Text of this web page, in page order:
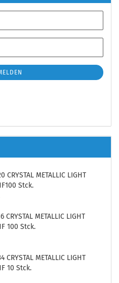
CRYSTAL METALLIC LIGHT
Stck.
CRYSTAL METALLIC LIGHT
100 Stck.
CRYSTAL METALLIC LIGHT
10 Stck.